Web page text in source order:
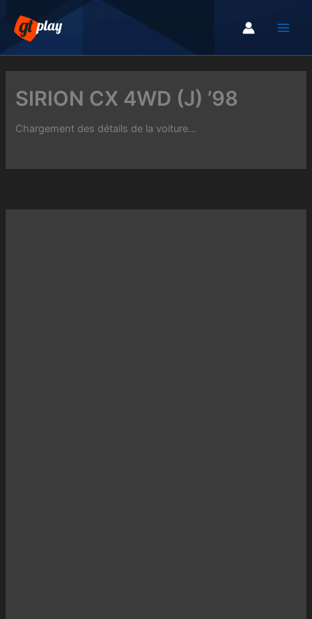
contenu
SIRION CX 4WD (J) ’98
Chargement des détails de la voiture...